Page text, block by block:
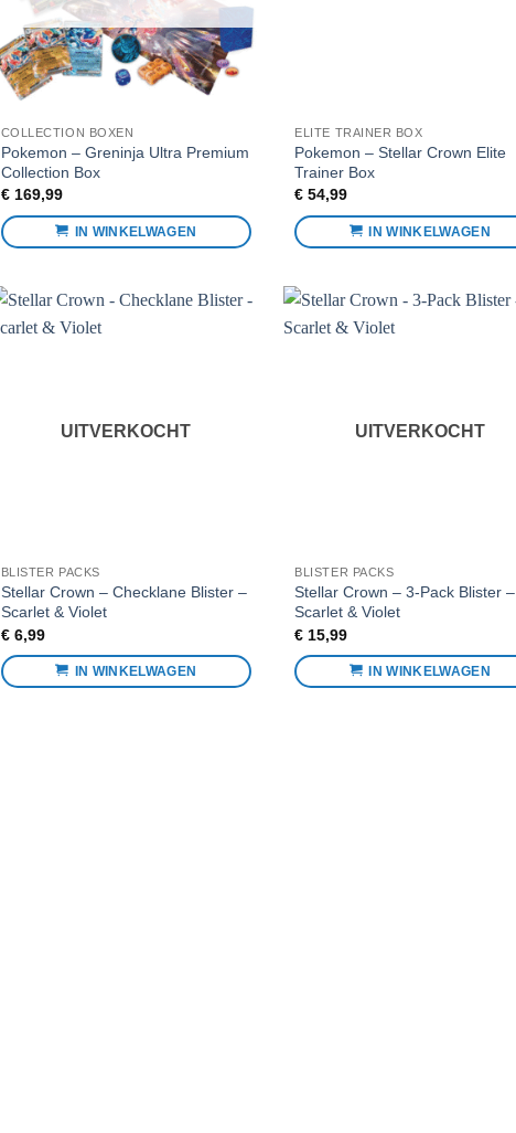
COLLECTION BOXEN
Pokemon – Greninja Ultra Premium
Collection Box
€169,99
IN WINKELWAGEN
ELITE TRAINER BOX
Pokemon – Stellar Crown Elite
Trainer Box
€ 54,99
IN WINKELWAGEN
UITVERKOCHT
BLISTER PACKS
Stellar Crown – Checklane Blister –
Scarlet & Violet
€6,99
IN WINKELWAGEN
UITVERKOCHT
BLISTER PACKS
Stellar Crown – 3-Pack Blister –
Scarlet & Violet
€ 15,99
IN WINKELWAGEN